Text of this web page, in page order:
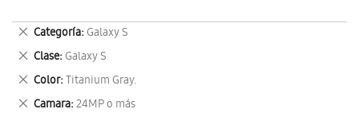
Categoría Galaxy S
Eliminar
este
artículo
Clase Galaxy S
Eliminar
este
artículo
Color Titanium Gray.
Eliminar
este
Camara 24MP o más
Eliminar